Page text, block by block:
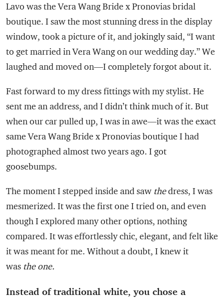
Lavo was the Vera Wang Bride x Pronovias bridal
boutique. I saw the most stunning dress in the display
window, took a picture of it, and jokingly said, “I want
to get married in Vera Wang on our wedding day.” We
laughed and moved on—I completely forgot about it.
Fast forward to my dress fittings with my stylist. He
sent me an address, and I didn’t think much of it. But
when our car pulled up, I was in awe—it was the exact
same Vera Wang Bride x Pronovias boutique I had
photographed almost two years ago. I got
goosebumps.
The moment I stepped inside and saw thedress, I was
mesmerized. It was the first one I tried on, and even
though I explored many other options, nothing
compared. It was effortlessly chic, elegant, and felt like
it was meant for me. Without a doubt, I knew it
was the one.
Instead of traditional white, you chose a